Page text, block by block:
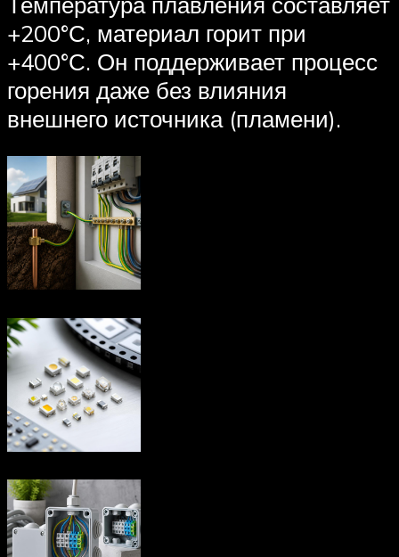
+200°С, материал горит при
+400°С. Он поддерживает процесс
горения даже без влияния
внешнего источника (пламени).